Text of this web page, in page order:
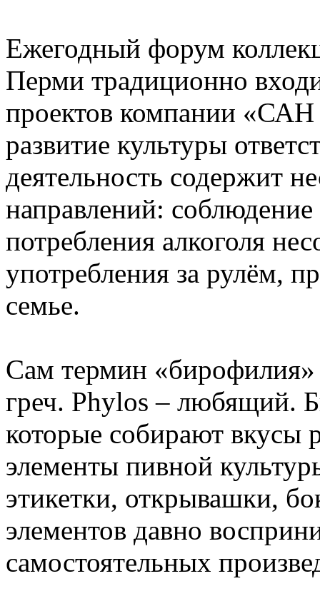
Ежегодный форум
Перми традиционно
проектов компании
развитие культуры
деятельность содержит
направлений:
потребления алкоголя
употребления за рулём,
семье.
Сам термин
греч. Phylos – любящий.
которые собирают вкусы
элементы пивной
этикетки, открывашки,
элементов давно
самостоятельных